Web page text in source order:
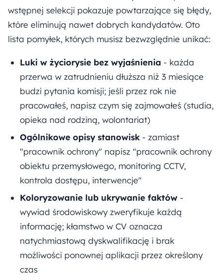
wstępnej selekcji pokazuje powtarzające się błędy,
które eliminują nawet dobrych kandydatów. Oto
lista pomyłek, których musisz bezwzględnie unikać:
Luki w życiorysie bez wyjaśnienia - każda
przerwa w zatrudnieniu dłuższa niż 3 miesiące
budzi pytania komisji; jeśli przez rok nie
pracowałeś, napisz czym się zajmowałeś (studia,
opieka nad rodziną, wolontariat)
Ogólnikowe opisy stanowisk - zamiast
"pracownik ochrony" napisz "pracownik ochrony
obiektu przemysłowego, monitoring CCTV,
kontrola dostępu, interwencje"
Koloryzowanie lub ukrywanie faktów -
wywiad środowiskowy zweryfikuje każdą
informację; kłamstwo w CV oznacza
natychmiastową dyskwalifikację i brak
możliwości ponownej aplikacji przez określony
czas